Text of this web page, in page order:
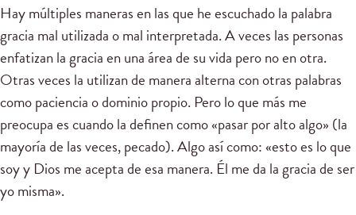
Hay múltiples maneras en las que he escuchado la palabra
gracia mal utilizada o mal interpretada. A veces las personas
enfatizan la gracia en una área de su vida pero no en otra.
Otras veces la utilizan de manera alterna con otras palabras
como paciencia o dominio propio. Pero lo que más me
preocupa es cuando la definen como «pasar por alto algo» (la
mayoría de las veces, pecado). Algo así como: «esto es lo que
soy y Dios me acepta de esa manera. Él me da la gracia de ser
yo misma».